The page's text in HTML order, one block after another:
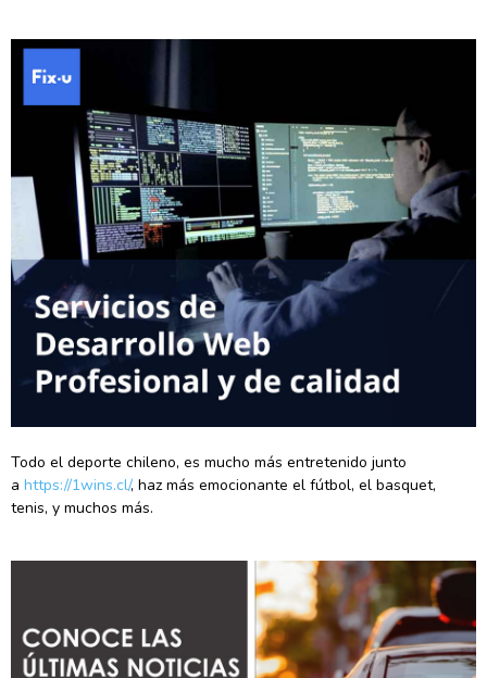
Todo el deporte chileno, es mucho más entretenido junto
a https://1wins.cl/, haz más emocionante el fútbol, el basquet,
tenis, y muchos más.